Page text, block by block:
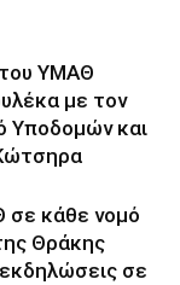
ΥΜΑΘ
με τον
Υποδομών και
σε κάθε νομό
Θράκης
σε